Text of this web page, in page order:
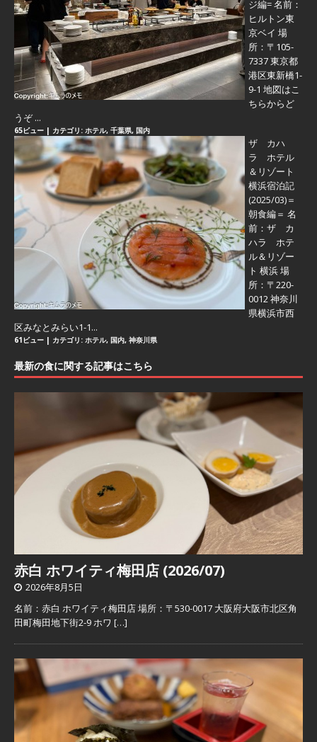
ジ編=名前：
ヒルトン東
京ベイ 場
所：〒105-
7337 東京都
港区東新橋1-
9-1 地図はこ
ちらからど
うぞ ...
65ビュー | カテゴリ: ホテル, 千葉県, 国内
ザ カハ
ラ ホテル
＆リゾート
横浜宿泊記
(2025/03)＝
朝食編＝ 名
前：ザ カ
ハラ ホテ
ル＆リゾー
ト 横浜 場
所：〒220-
0012 神奈川
県横浜市西
区みなとみらい1-1...
61ビュー | カテゴリ: ホテル, 国内, 神奈川県
最新の食に関する記事はこちら
赤白 ホワイティ梅田店 (2026/07)
2026年8月5日
名前：赤白 ホワイティ梅田店 場所：〒530-0017 大阪府大阪市北区角
田町梅田地下街2-9 ホワ […]